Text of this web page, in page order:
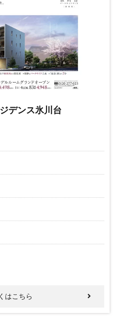
デンス氷川台
はこちら